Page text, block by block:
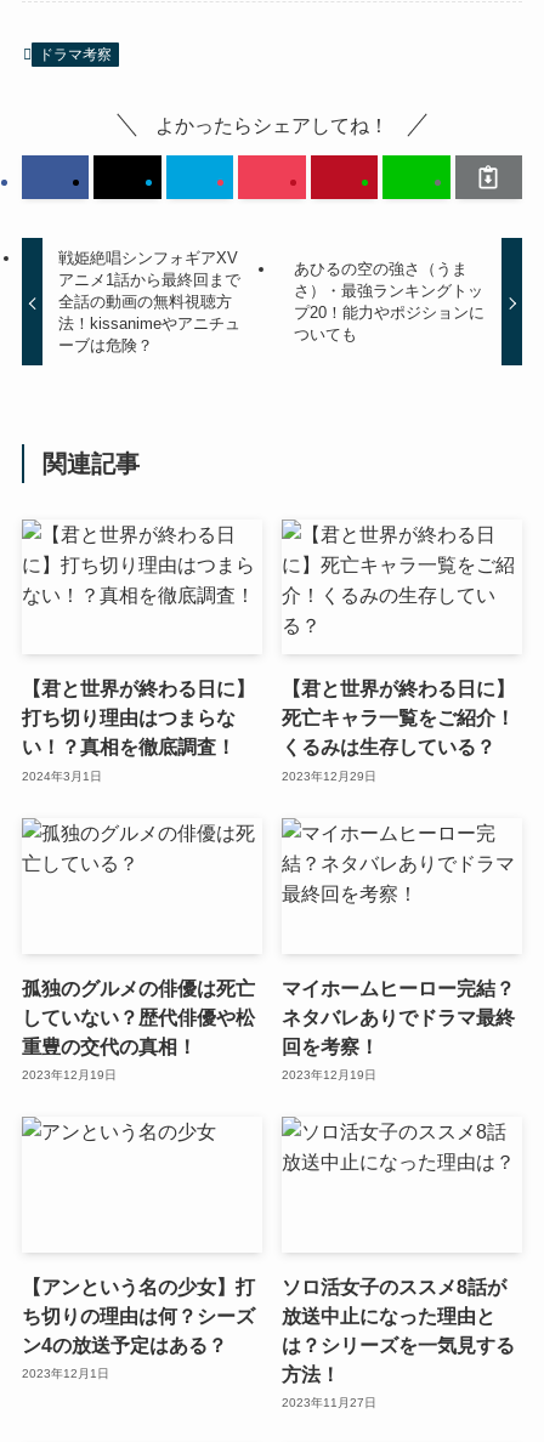
ドラマ考察
よかったらシェアしてね！
戦姫絶唱シンフォギアXV
アニメ1話から最終回まで
全話の動画の無料視聴方
法！kissanimeやアニチュ
ーブは危険？
あひるの空の強さ（うま
さ）・最強ランキングトッ
プ20！能力やポジションに
ついても
関連記事
【君と世界が終わる日に】
打ち切り理由はつまらな
い！？真相を徹底調査！
2024年3月1日
【君と世界が終わる日に】
死亡キャラ一覧をご紹介！
くるみは生存している？
2023年12月29日
孤独のグルメの俳優は死亡
していない？歴代俳優や松
重豊の交代の真相！
2023年12月19日
マイホームヒーロー完結？
ネタバレありでドラマ最終
回を考察！
2023年12月19日
【アンという名の少女】打
ち切りの理由は何？シーズ
ン4の放送予定はある？
2023年12月1日
ソロ活女子のススメ8話が
放送中止になった理由と
は？シリーズを一気見する
方法！
2023年11月27日